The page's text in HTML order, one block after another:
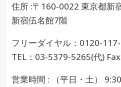
住所 :〒160-0022 東京都新
新宿伍名館7階
フリーダイヤル：0120-
TEL：03-5379-5265(代)
営業時間 : （平日・土）